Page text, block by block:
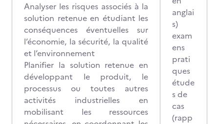
Analyser les risques associés à la
solution retenue en étudiant les
conséquences éventuelles sur
l’économie, la sécurité, la qualité
et l’environnement
Planifier la solution retenue en
développant le produit, le
processus ou toutes autres
activités industrielles en
mobilisant les ressources
anglai
s)
exam
ens
prati
ques
étude
s de
cas
(rapp